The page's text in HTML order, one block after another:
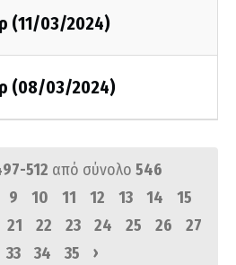
(11/03/2024)
(08/03/2024)
512 από σύνολο 546
9 10 11 12 13 14
15
21 22 23 24 25 26
27
33 34 35 ›